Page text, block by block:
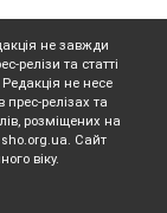
не завжди
релізи та статті
не несе
прес-релізах та
розміщених на
sho.org.ua. Сайт
віку.